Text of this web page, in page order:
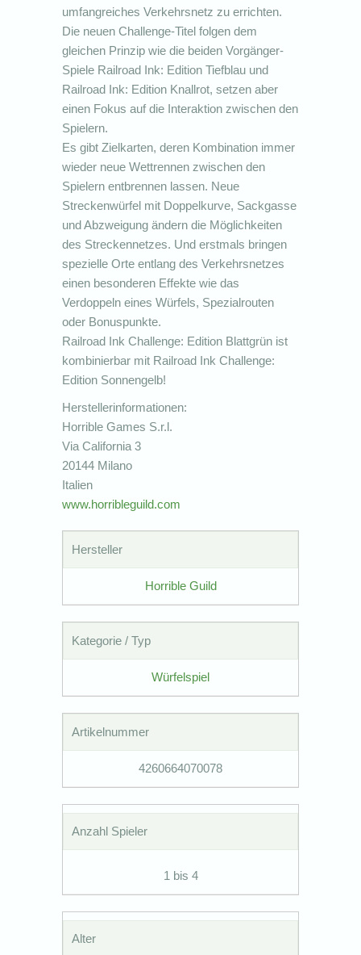
umfangreiches Verkehrsnetz zu errichten.
Die neuen Challenge-Titel folgen dem
gleichen Prinzip wie die beiden Vorgänger-
Spiele Railroad Ink: Edition Tiefblau und
Railroad Ink: Edition Knallrot, setzen aber
einen Fokus auf die Interaktion zwischen den
Spielern.
Es gibt Zielkarten, deren Kombination immer
wieder neue Wettrennen zwischen den
Spielern entbrennen lassen. Neue
Streckenwürfel mit Doppelkurve, Sackgasse
und Abzweigung ändern die Möglichkeiten
des Streckennetzes. Und erstmals bringen
spezielle Orte entlang des Verkehrsnetzes
einen besonderen Effekte wie das
Verdoppeln eines Würfels, Spezialrouten
oder Bonuspunkte.
Railroad Ink Challenge: Edition Blattgrün ist
kombinierbar mit Railroad Ink Challenge:
Edition Sonnengelb!
Herstellerinformationen:
Horrible Games S.r.l.
Via California 3
20144 Milano
Italien
www.horribleguild.com
Hersteller
Horrible Guild
Kategorie / Typ
Würfelspiel
Artikelnummer
4260664070078
Anzahl Spieler
1 bis 4
Alter